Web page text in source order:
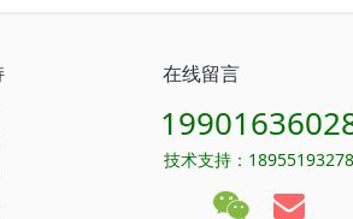
在线留言
技术支持：18955193278